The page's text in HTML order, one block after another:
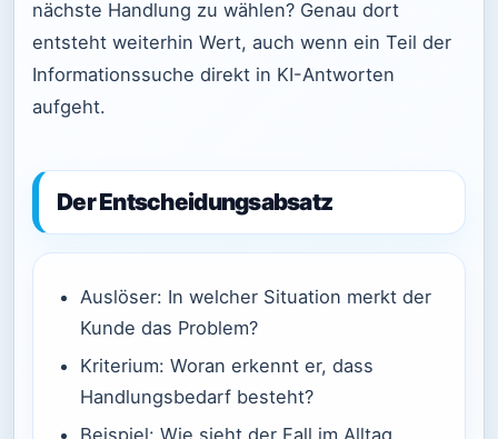
nächste Handlung zu wählen? Genau dort
entsteht weiterhin Wert, auch wenn ein Teil der
Informationssuche direkt in KI-Antworten
aufgeht.
Der Entscheidungsabsatz
Auslöser: In welcher Situation merkt der
Kunde das Problem?
Kriterium: Woran erkennt er, dass
Handlungsbedarf besteht?